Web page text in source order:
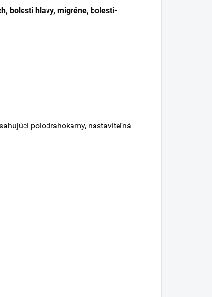
bolesti hlavy, migréne, bolesti-
polodrahokamy, nastaviteľná